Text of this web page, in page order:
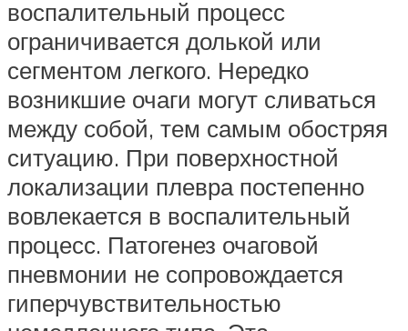
воспалительный процесс
ограничивается долькой или
сегментом легкого. Нередко
возникшие очаги могут сливаться
между собой, тем самым обостряя
ситуацию. При поверхностной
локализации плевра постепенно
вовлекается в воспалительный
процесс. Патогенез очаговой
пневмонии не сопровождается
гиперчувствительностью